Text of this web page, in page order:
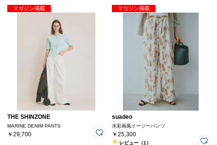
マガジン掲載
THE SHINZONE
MARINE DENIM PANTS
￥29,700
マガジン掲載
suadeo
水彩画風イージーパンツ
￥25,300
レビュー（1）